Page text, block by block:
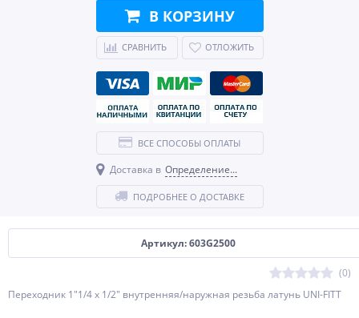
Артикул: 603G2500
(0)
Переходник 1"1/4 x 1/2" внутренняя/наружная резьба латунь UNI-FITT
В КОРЗИНУ
СРАВНИТЬ ОТЛОЖИТЬ
ВСЕ СПОСОБЫ ОПЛАТЫ
Доставка в Определение...
ПОДРОБНЕЕ О ДОСТАВКЕ